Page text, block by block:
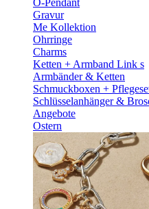
O-Pendant
Gravur
Me Kollektion
Ohrringe
Charms
Ketten + Armband Link s
Armbänder & Ketten
Schmuckboxen +
Schlüsselanhänger &
Angebote
Ostern